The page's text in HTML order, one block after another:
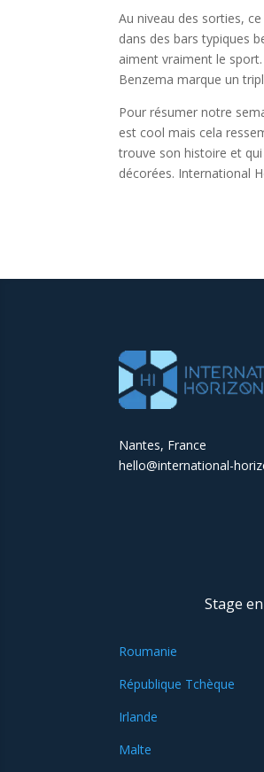
Au niveau des sorties,
dans des bars typiques
aiment vraiment le sport.
Benzema marque un
Pour résumer notre
est cool mais cela
trouve son histoire et
décorées. International
Nantes, France
hello@international-
Stage
Roumanie
République Tchèque
Irlande
Malte